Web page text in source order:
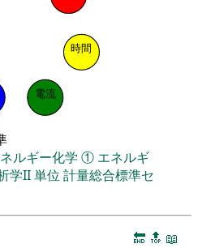
時間
電流
ルギー化学 ① エネルギ
学II単位 計量総合標準セ
🔚 🔝 📖